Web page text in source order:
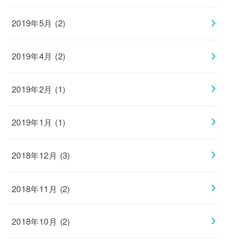
2019年5月 (2)
2019年4月 (2)
2019年2月 (1)
2019年1月 (1)
2018年12月 (3)
2018年11月 (2)
2018年10月 (2)